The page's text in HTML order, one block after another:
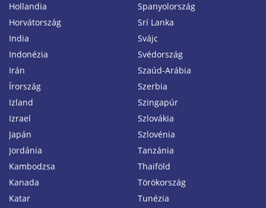
Hollandia
Horvátország
India
Indonézia
Irán
Írország
Izland
Izrael
Japán
Jordánia
Kambodzsa
Kanada
Katar
Spanyolország
Srí Lanka
Svájc
Svédország
Szaúd-Arábia
Szerbia
Szingapúr
Szlovákia
Szlovénia
Tanzánia
Thaiföld
Törökország
Tunézia